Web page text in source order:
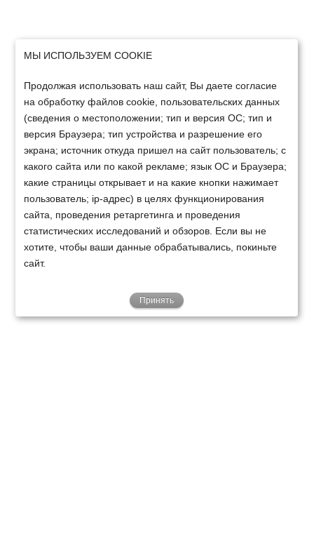
МЫ ИСПОЛЬЗУЕМ COOKIE
Продолжая использовать наш сайт, Вы даете согласие
на обработку файлов cookie, пользовательских данных
(сведения о местоположении; тип и версия ОС; тип и
версия Браузера; тип устройства и разрешение его
экрана; источник откуда пришел на сайт пользователь; с
какого сайта или по какой рекламе; язык ОС и Браузера;
какие страницы открывает и на какие кнопки нажимает
пользователь; ip-адрес) в целях функционирования
сайта, проведения ретаргетинга и проведения
статистических исследований и обзоров. Если вы не
хотите, чтобы ваши данные обрабатывались, покиньте
сайт.
Принять